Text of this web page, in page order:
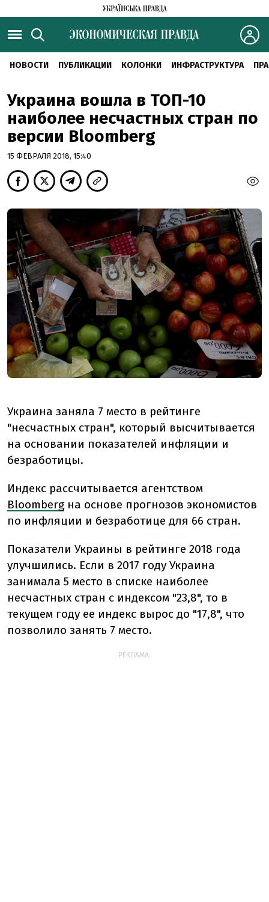
НОВОСТИ ПУБЛИКАЦИИ КОЛОНКИ ИНФРАСТРУКТУРА
Украина вошла в ТОП-10
наиболее несчастных стран по
версии Bloomberg
15 ФЕВРАЛЯ 2018, 15:40
Украина заняла 7 место в рейтинге
"несчастных стран", который высчитывается
на основании показателей инфляции и
безработицы.
Индекс рассчитывается агентством
Bloombergна основе прогнозов экономистов
по инфляции и безработице для 66 стран.
Показатели Украины в рейтинге 2018 года
улучшились. Если в 2017 году Украина
занимала 5 место в списке наиболее
несчастных стран с индексом "23,8", то в
текущем году ее индекс вырос до "17,8", что
позволило занять 7 место.
РЕКЛАМА: